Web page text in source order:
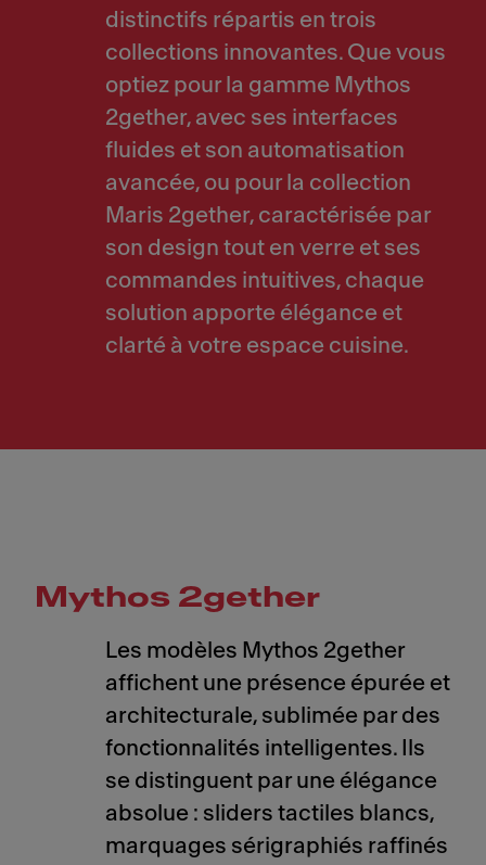
distinctifs répartis en trois
collections innovantes. Que vous
optiez pour la gamme Mythos
2gether, avec ses interfaces
fluides et son automatisation
avancée, ou pour la collection
Maris 2gether, caractérisée par
son design tout en verre et ses
commandes intuitives, chaque
solution apporte élégance et
clarté à votre espace cuisine.
Mythos 2gether
Les modèles Mythos 2gether
affichent une présence épurée et
architecturale, sublimée par des
fonctionnalités intelligentes. Ils
se distinguent par une élégance
absolue : sliders tactiles blancs,
marquages sérigraphiés raffinés